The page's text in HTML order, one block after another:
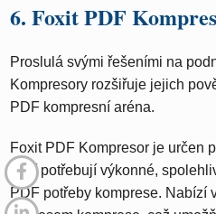
6. Foxit PDF
Proslulá svými řešeními na
Kompresory rozšiřuje jejich
PDF kompresní aréna.
Foxit PDF Kompresor je určen
kteří potřebují výkonné,
PDF potřeby komprese. Nabízí